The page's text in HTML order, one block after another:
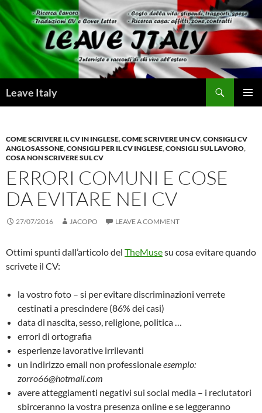
Skip
to
content
Leave Italy
COME SCRIVERE IL CV IN INGLESE,COME SCRIVERE UN CV,CONSIGLI CV
ANGLOSASSONE,CONSIGLI PER IL CV INGLESE,CONSIGLI SUL LAVORO,
COSA NON SCRIVERE SUL CV
ERRORI COMUNI E COSE
DA EVITARE NEI CV
27/07/2016 JACOPO LEAVE A COMMENT
Ottimi spunti dall’articolo del TheMusesu cosa evitare quando
scrivete il CV:
la vostro foto – si per evitare discriminazioni verrete
cestinati a prescindere (86% dei casi)
data di nascita, sesso, religione, politica …
errori di ortografia
esperienze lavorative irrilevanti
un indirizzo email non professionaleesempio:
zorro66@hotmail.com
avere atteggiamenti negativi sui social media – i reclutatori
sbirceranno la vostra presenza online e se leggeranno